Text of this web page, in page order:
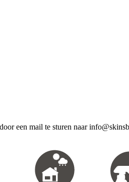
een mail te sturen naar